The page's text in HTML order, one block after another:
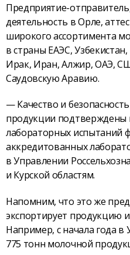
Предприятие-
деятельность в Орле,
широкого ассортимента
в страны ЕАЭС,
Ирак, Иран, Алжир, ОАЭ,
Саудовскую Аравию.
— Качество и
продукции подтверждены
лабораторных испытаний
аккредитованных
в Управлении
и Курской областям.
Напомним, что это же
экспортирует продукцию
Например, с начала года в
775 тонн молочной